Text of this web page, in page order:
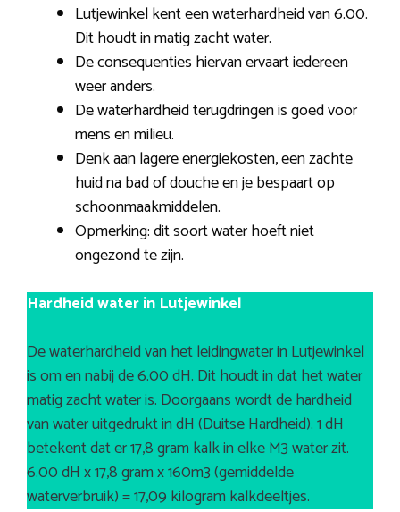
Lutjewinkel kent een waterhardheid van 6.00.
Dit houdt in matig zacht water.
De consequenties hiervan ervaart iedereen
weer anders.
De waterhardheid terugdringen is goed voor
mens en milieu.
Denk aan lagere energiekosten, een zachte
huid na bad of douche en je bespaart op
schoonmaakmiddelen.
Opmerking: dit soort water hoeft niet
ongezond te zijn.
Hardheid water in Lutjewinkel
De waterhardheid van het leidingwater in Lutjewinkel
is om en nabij de 6.00 dH. Dit houdt in dat het water
matig zacht water is. Doorgaans wordt de hardheid
van water uitgedrukt in dH (Duitse Hardheid). 1 dH
betekent dat er 17,8 gram kalk in elke M3 water zit.
6.00 dH x 17,8 gram x 160m3 (gemiddelde
waterverbruik) = 17,09 kilogram kalkdeeltjes.